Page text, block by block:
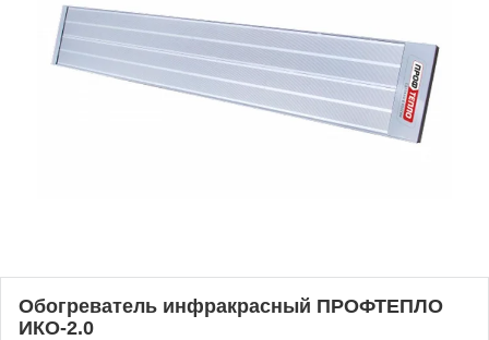
Обогреватель инфракрасный ПРОФТЕПЛО
ИКО-2.0